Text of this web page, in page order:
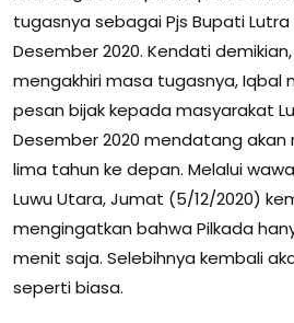
tugasnya sebagai Pjs Bupati
Desember 2020. Kendati
mengakhiri masa tugasnya, Iqbal
pesan bijak kepada masyarakat
Desember 2020 mendatang
lima tahun ke depan. Melalui
Luwu Utara, Jumat (5/12/2020)
mengingatkan bahwa Pilkada
menit saja. Selebihnya kembali
seperti biasa.